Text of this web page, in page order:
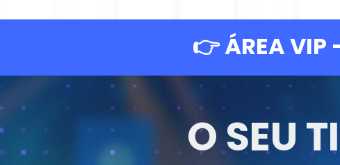
👉ÁREA VIP
O SEU